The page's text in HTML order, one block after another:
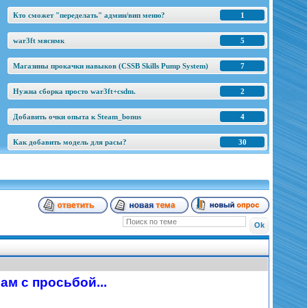
1
Кто сможет "переделать" админ/вип меню?
5
war3ft мяснмк
7
Магазины прокачки навыков (CSSB Skills Pump System)
2
Нужна сборка просто war3ft+csdm.
4
Добавить очки опыта к Steam_bonus
30
Как добавить модель для расы?
с просьбой...